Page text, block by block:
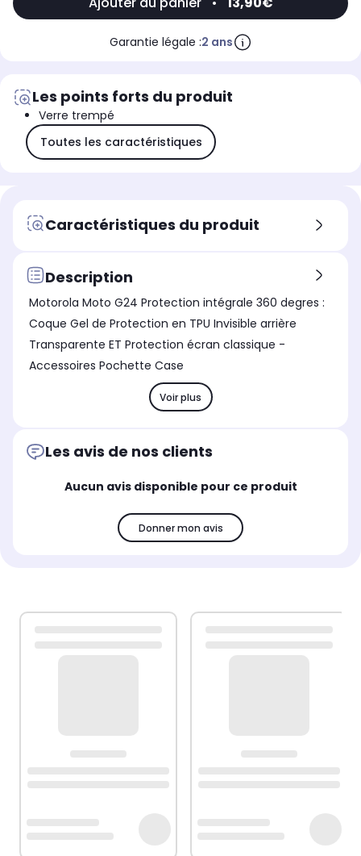
Garantie légale :2 ans
Les points forts du produit
Verre trempé
Toutes les caractéristiques
Caractéristiques du produit
Description
Motorola Moto G24 Protection intégrale 360 degres :
Coque Gel de Protection en TPU Invisible arrière
Transparente ET Protection écran classique -
Accessoires Pochette Case
Voir plus
Les avis de nos clients
Aucun avis disponible pour ce produit
Donner mon avis